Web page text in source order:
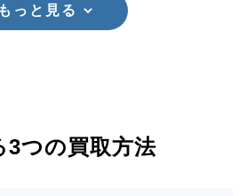
もっと見る
3つの買取方法